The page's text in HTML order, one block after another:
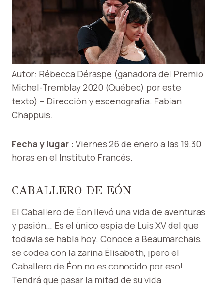
Autor: Rébecca Déraspe (ganadora del Premio
Michel-Tremblay 2020 (Québec) por este
texto) – Dirección y escenografía: Fabian
Chappuis.
Fecha y lugar : Viernes 26 de enero a las 19.30
horas en el Instituto Francés.
CABALLERO DE EÓN
El Caballero de Éon llevó una vida de aventuras
y pasión… Es el único espía de Luis XV del que
todavía se habla hoy. Conoce a Beaumarchais,
se codea con la zarina Élisabeth, ¡pero el
Caballero de Éon no es conocido por eso!
Tendrá que pasar la mitad de su vida